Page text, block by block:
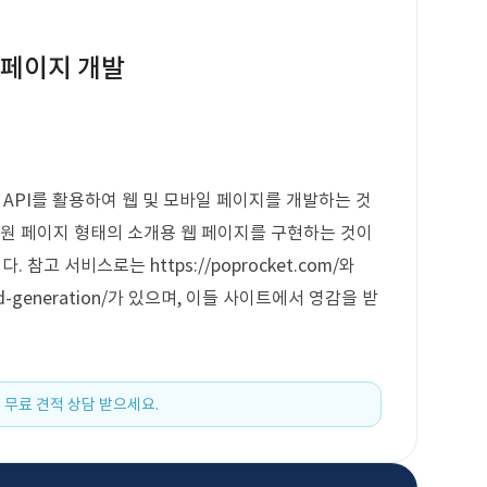
이지 개발
를 활용하여 웹 및 모바일 페이지를 개발하는 것
페이지 형태의 소개용 웹 페이지를 구현하는 것이
다. 참고 서비스로는 https://poprocket.com/와
가 있으며, 이들 사이트에서 영감을 받
료 견적 상담 받으세요.